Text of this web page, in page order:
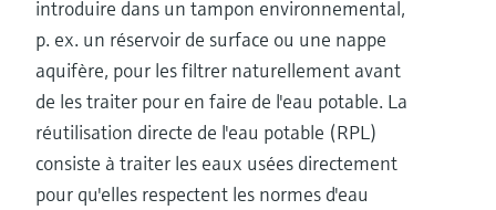
introduire dans un tampon environnemental,
p. ex. un réservoir de surface ou une nappe
aquifère, pour les filtrer naturellement avant
de les traiter pour en faire de l'eau potable. La
réutilisation directe de l'eau potable (RPL)
consiste à traiter les eaux usées directement
pour qu'elles respectent les normes d'eau